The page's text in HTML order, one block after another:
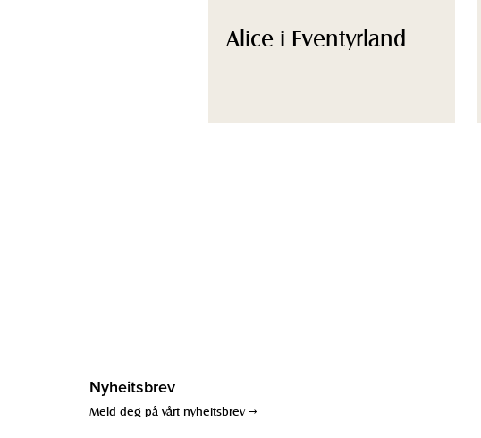
Alice i Eventyrland
Nyheitsbrev
Meld deg på vårt nyheitsbrev →